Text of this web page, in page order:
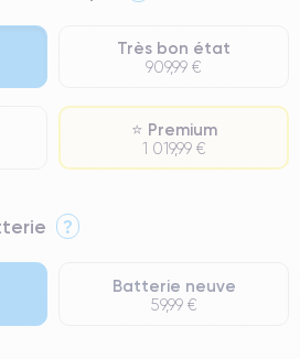
Très bon état
909,99 €
⭐ Premium
1 019,99 €
ont un grade Premium.
?
Batterie neuve
59,99 €